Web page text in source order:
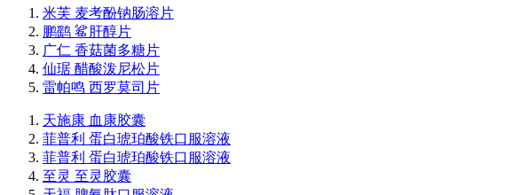
米芙 麦考酚钠肠溶片
鹏鹞 鲨肝醇片
广仁 香菇菌多糖片
仙琚 醋酸泼尼松片
雷帕鸣 西罗莫司片
天施康 血康胶囊
菲普利 蛋白琥珀酸铁口服溶液
菲普利 蛋白琥珀酸铁口服溶液
至灵 至灵胶囊